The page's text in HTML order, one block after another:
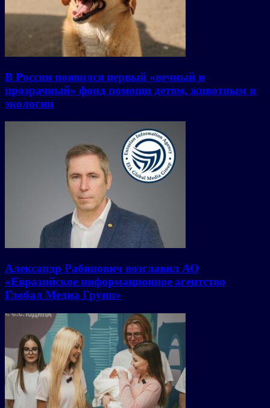
В России появился первый «вечный и
прозрачный» фонд помощи детям, животным и
экологии
Александр Рабинович возглавил АО
«Евразийское информационное агентство
Глобал Медиа Групп»